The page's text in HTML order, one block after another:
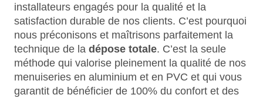
installateurs engagés pour la qualité et la
satisfaction durable de nos clients. C’est pourquoi
nous préconisons et maîtrisons parfaitement la
technique de ladépose totale. C’est la seule
méthode qui valorise pleinement la qualité de nos
menuiseries en aluminium et en PVC et qui vous
garantit de bénéficier de 100% du confort et des